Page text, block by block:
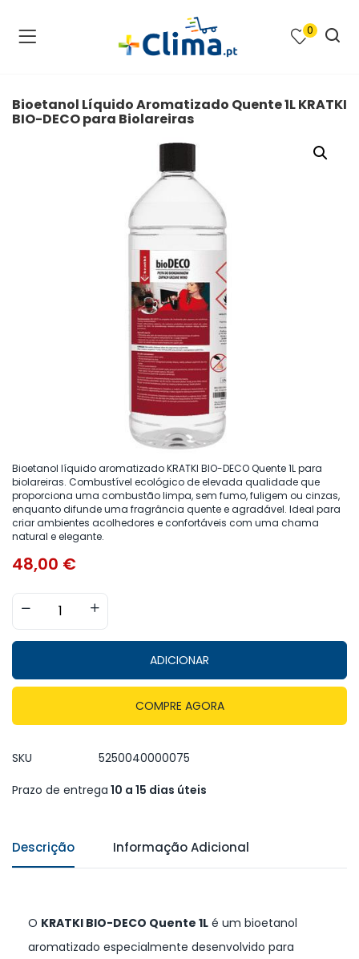
e Barbecues )
0
Bioetanol Líquido Aromatizado Quente 1L KRATKI
BIO-DECO para Biolareiras
Bioetanol líquido aromatizado KRATKI BIO-DECO Quente 1L para
biolareiras. Combustível ecológico de elevada qualidade que
proporciona uma combustão limpa, sem fumo, fuligem ou cinzas,
enquanto difunde uma fragrância quente e agradável. Ideal para
criar ambientes acolhedores e confortáveis com uma chama
natural e elegante.
48,00 €
ADICIONAR
COMPRE AGORA
SKU
5250040000075
Prazo de entrega 10 a 15 dias úteis
Descrição Informação Adicional
O KRATKI BIO-DECO Quente 1L é um bioetanol
aromatizado especialmente desenvolvido para